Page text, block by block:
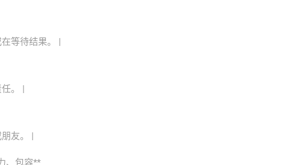
等待结果。 |
。 |
友。 |
、包容**